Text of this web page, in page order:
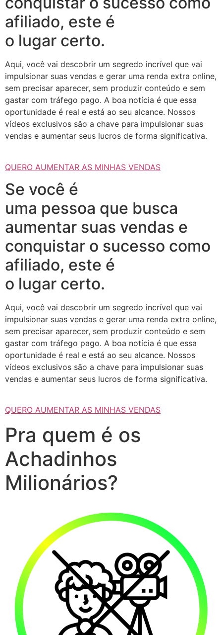
afiliado, este é
o lugar certo.
Aqui, você vai descobrir um segredo incrível que vai
impulsionar suas vendas e gerar uma renda extra online,
sem precisar aparecer, sem produzir conteúdo e sem
gastar com tráfego pago. A boa notícia é que essa
oportunidade é real e está ao seu alcance. Nossos
vídeos exclusivos são a chave para impulsionar suas
vendas e aumentar seus lucros de forma significativa.
QUERO AUMENTAR AS MINHAS VENDAS
Se você é
uma pessoa que busca
aumentar suas vendas e
conquistar o sucesso como
afiliado, este é
o lugar certo.
Aqui, você vai descobrir um segredo incrível que vai
impulsionar suas vendas e gerar uma renda extra online,
sem precisar aparecer, sem produzir conteúdo e sem
gastar com tráfego pago. A boa notícia é que essa
oportunidade é real e está ao seu alcance. Nossos
vídeos exclusivos são a chave para impulsionar suas
vendas e aumentar seus lucros de forma significativa.
QUERO AUMENTAR AS MINHAS VENDAS
Pra quem é os
Achadinhos
Milionários?